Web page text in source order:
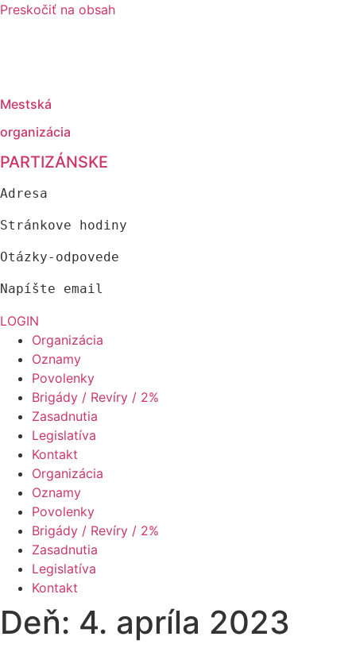
Preskočiť na obsah
Mestská
organizácia
PARTIZÁNSKE
Adresa
Stránkove hodiny
Otázky-odpovede
Napíšte email
LOGIN
Organizácia
Oznamy
Povolenky
Brigády / Revíry / 2%
Zasadnutia
Legislatíva
Kontakt
Organizácia
Oznamy
Povolenky
Brigády / Revíry / 2%
Zasadnutia
Legislatíva
Kontakt
Deň: 4. apríla 2023